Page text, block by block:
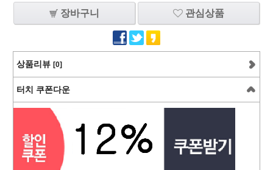
장바구니 관심상품
상품리뷰 [0]
터치 쿠폰다운